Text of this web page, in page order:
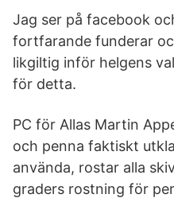
Jag ser på facebook
fortfarande funderar
likgiltig inför helgens
för detta.
PC för Allas Martin
och penna faktiskt
använda, rostar alla
graders rostning för